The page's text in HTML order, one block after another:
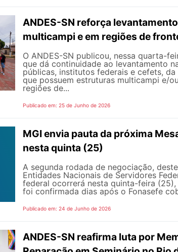
ANDES-SN reforça
multicampi e em regiões de
O ANDES-SN publicou, nessa quarta-
que dá continuidade ao levantamento
públicas, institutos federais e cefets,
que possuem estruturas multicampi e/
regiões de...
Publicado em: 25 de Junho de 2026
MGI envia pauta da próxima
nesta quinta (25)
A segunda rodada de negociação,
Entidades Nacionais de Servidores
federal ocorrerá nesta quinta-feira (25),
foi confirmada dias após o Fonasefe
Publicado em: 24 de Junho de 2026
ANDES-SN reafirma luta por